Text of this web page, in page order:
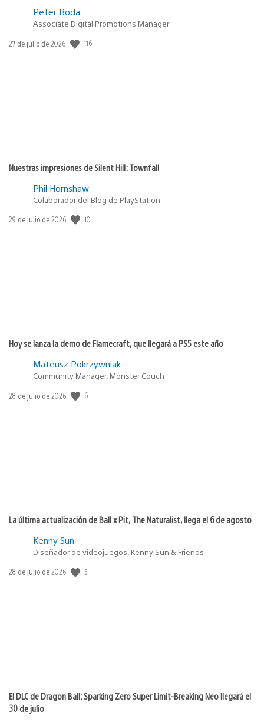
Peter Boda
Associate Digital Promotions Manager
Fecha
27 de julio de 2026 116
Nuestras impresiones de Silent Hill: Townfall
Phil Hornshaw
Colaborador del Blog de PlayStation
Fecha
29 de julio de 2026 10
Hoy se lanza la demo de Flamecraft, que llegará a PS5 este año
Mateusz Pokrzywniak
Community Manager, Monster Couch
Fecha
28 de julio de 2026 6
La última actualización de Ball x Pit, The Naturalist, llega el 6 de agosto
Kenny Sun
Diseñador de videojuegos, Kenny Sun & Friends
Fecha
28 de julio de 2026 5
El DLC de Dragon Ball: Sparking Zero Super Limit-Breaking Neo llegará el
30 de julio